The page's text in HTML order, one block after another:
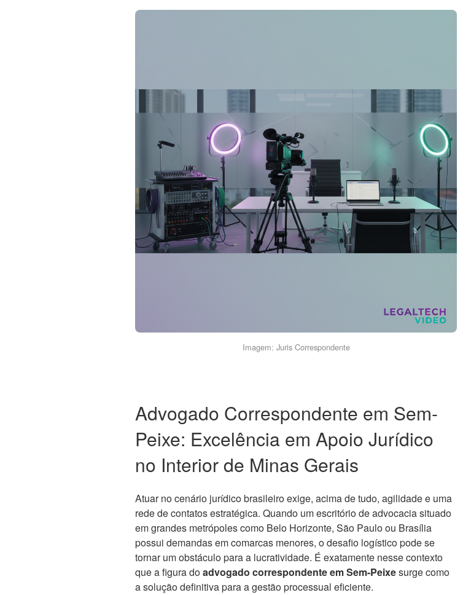
Imagem: Juris Correspondente
Advogado Correspondente em Sem-
Peixe: Excelência em Apoio Jurídico
no Interior de Minas Gerais
Atuar no cenário jurídico brasileiro exige, acima de tudo, agilidade e uma
rede de contatos estratégica. Quando um escritório de advocacia situado
em grandes metrópoles como Belo Horizonte, São Paulo ou Brasília
possui demandas em comarcas menores, o desafio logístico pode se
tornar um obstáculo para a lucratividade. É exatamente nesse contexto
que a figura doadvogado correspondente em Sem-Peixesurge como
a solução definitiva para a gestão processual eficiente.